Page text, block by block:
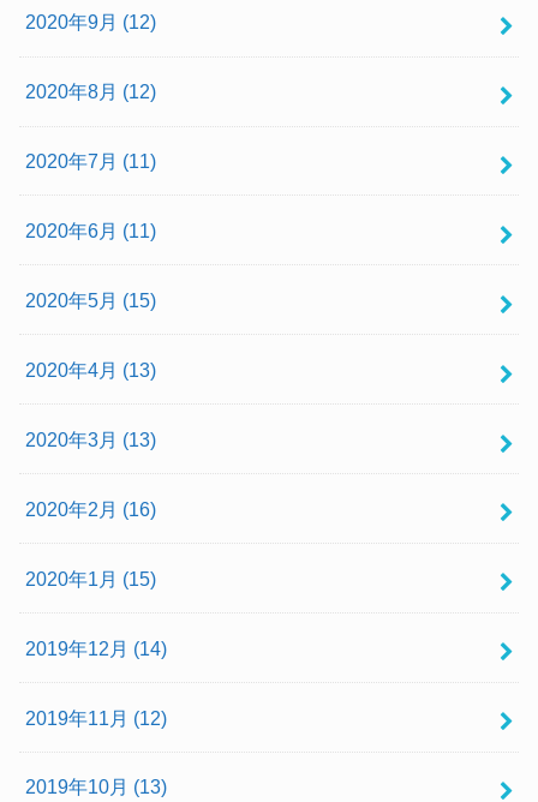
2020年9月 (12)
2020年8月 (12)
2020年7月 (11)
2020年6月 (11)
2020年5月 (15)
2020年4月 (13)
2020年3月 (13)
2020年2月 (16)
2020年1月 (15)
2019年12月 (14)
2019年11月 (12)
2019年10月 (13)